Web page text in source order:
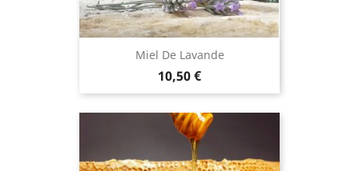
Miel De Lavande
Prix
10,50 €